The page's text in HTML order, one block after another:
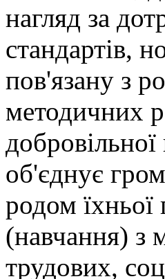
нагляд за
стандартів,
пов'язану з
методичних
об'єднує
родом їхньої
(навчання) з
трудових,